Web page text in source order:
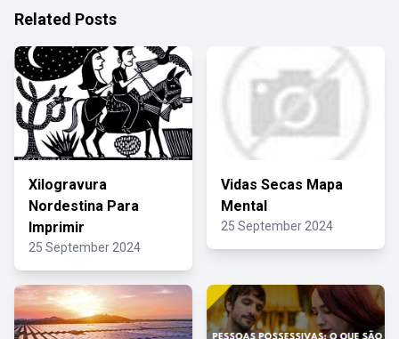
Related Posts
Xilogravura
Nordestina Para
Imprimir
25 September 2024
Vidas Secas Mapa
Mental
25 September 2024